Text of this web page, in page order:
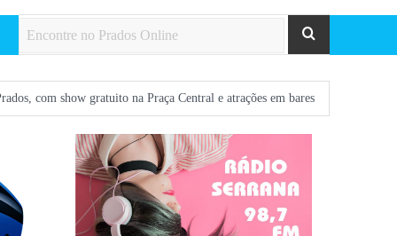
na Praça Central e atrações em bares Missas desta semana em